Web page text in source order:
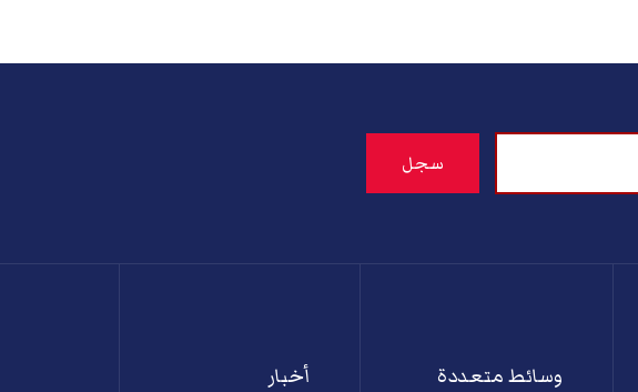
وسائط متعددة أخبار